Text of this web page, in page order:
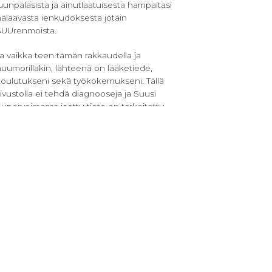
ja ainutlaatuisesta hampaitasi
ienkudoksesta jotain
vaikka teen tämän rakkaudella ja
lähteenä on lääketiede,
sekä työkokemukseni. Tällä
ei tehdä diagnooseja ja Suusi
jaettu tieto on tarkoitettu